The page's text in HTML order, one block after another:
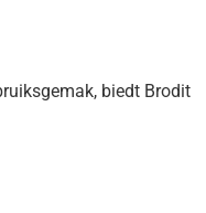
biedt Brodit